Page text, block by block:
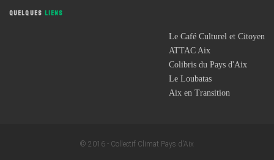
QUELQUES LIENS
Le Café Culturel et Citoyen
ATTAC Aix
Colibris du Pays d'Aix
Le Loubatas
Aix en Transition
© 2016 - Collectif Climat Pays d'Aix